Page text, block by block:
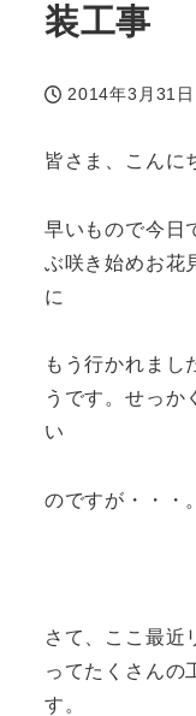
装工事
投稿日
2014年3月31日
皆さま、こんに
早いもので今日
ぶ咲き始めお花
に
もう行かれまし
うです。せっか
い
のですが・・・。
さて、ここ最近
ってたくさんの
す。